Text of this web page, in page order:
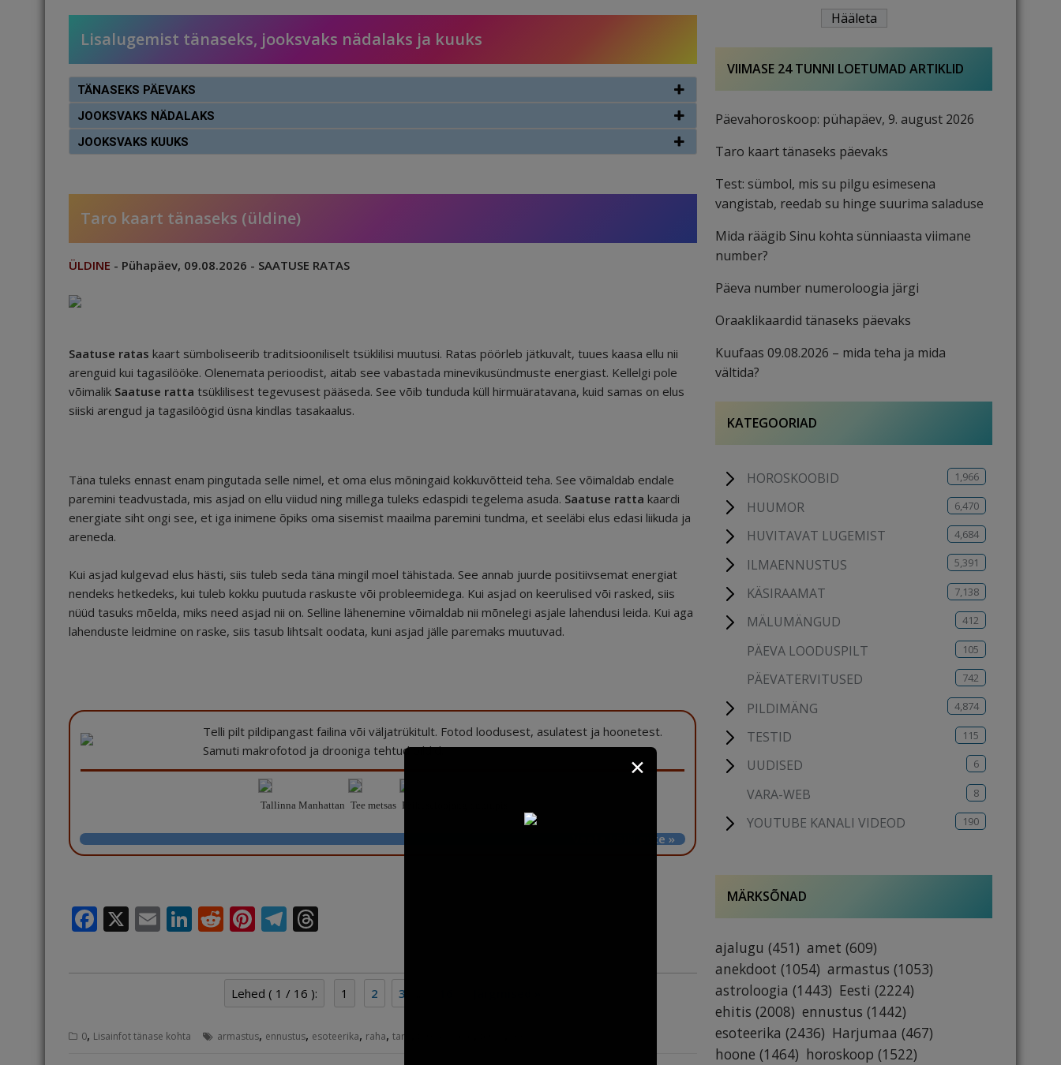
Lisalugemist tänaseks, jooksvaks nädalaks ja kuuks
TÄNASEKS PÄEVAKS
JOOKSVAKS NÄDALAKS
JOOKSVAKS KUUKS
Taro kaart tänaseks (üldine)
ÜLDINE - Pühapäev, 09.08.2026 - SAATUSE RATAS
Saatuse ratas kaart sümboliseerib traditsiooniliselt tsüklilisi muutusi. Ratas pöörleb jätkuvalt, tuues kaasa ellu nii
arenguid kui tagasilööke. Olenemata perioodist, aitab see vabastada minevikusündmuste energiast. Kellelgi pole
võimalik Saatuse ratta tsüklilisest tegevusest pääseda. See võib tunduda küll hirmuäratavana, kuid samas on elus
siiski arengud ja tagasilöögid üsna kindlas tasakaalus.
Täna tuleks ennast enam pingutada selle nimel, et oma elus mõningaid kokkuvõtteid teha. See võimaldab endale
paremini teadvustada, mis asjad on ellu viidud ning millega tuleks edaspidi tegelema asuda. Saatuse ratta kaardi
energiate siht ongi see, et iga inimene õpiks oma sisemist maailma paremini tundma, et seeläbi elus edasi liikuda ja
areneda.
Kui asjad kulgevad elus hästi, siis tuleb seda täna mingil moel tähistada. See annab juurde positiivsemat energiat
nendeks hetkedeks, kui tuleb kokku puutuda raskuste või probleemidega. Kui asjad on keerulised või rasked, siis
nüüd tasuks mõelda, miks need asjad nii on. Selline lähenemine võimaldab nii mõnelegi asjale lahendusi leida. Kui aga
lahenduste leidmine on raske, siis tasub lihtsalt oodata, kuni asjad jälle paremaks muutuvad.
Telli pilt pildipangast failina või väljatrükitult. Fotod loodusest, asulatest ja hoonetest.
Samuti makrofotod ja drooniga tehtud pildid.
Tallinna Manhattan Tee metsas Päikeseloojang Suurupis
Vaata kõiki pilte »
F
c
o
X E
ai
Li
k
n
R
d
di
Pi
te
r
st
T
e
g
m
r
d
Lehed ( 1 / 16 ): 1 2 3
0, Lisainfot tänase kohta armastus, ennustus, esoteerika, raha, taro
VIIMASE 24 TUNNI LOETUMAD ARTIKLID
Päevahoroskoop: pühapäev, 9. august 2026
Taro kaart tänaseks päevaks
Test: sümbol, mis su pilgu esimesena
vangistab, reedab su hinge suurima saladuse
Mida räägib Sinu kohta sünniaasta viimane
number?
Päeva number numeroloogia järgi
Oraaklikaardid tänaseks päevaks
Kuufaas 09.08.2026 – mida teha ja mida
vältida?
KATEGOORIAD
HOROSKOOBID 1,966
HUUMOR 6,470
HUVITAVAT LUGEMIST 4,684
ILMAENNUSTUS 5,391
KÄSIRAAMAT 7,138
MÄLUMÄNGUD 412
PÄEVA LOODUSPILT 105
PÄEVATERVITUSED 742
PILDIMÄNG 4,874
TESTID 115
UUDISED 6
VARA-WEB 8
YOUTUBE KANALI VIDEOD 190
MÄRKSÕNAD
ajalugu (451) amet (609)
anekdoot (1054) armastus (1053)
astroloogia (1443) Eesti (2224)
ehitis (2008) ennustus (1442)
esoteerika (2436) Harjumaa (467)
hoone (1464) horoskoop (1522)
✕